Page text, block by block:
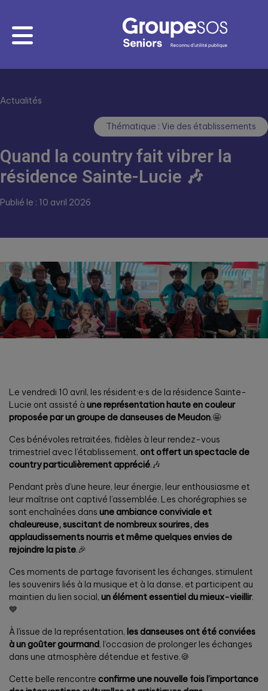
Actualités
Thématique : Vie des établissements
Quand la country fait vibrer la
résidence Sainte-Lucie 🎶
Publié le : 10 avril 2026
Le vendredi 10 avril, les résident·e·s de la résidence Sainte-
Lucie ont assisté à une représentation haute en couleur
proposée par un groupe de danseuses de Meudon.🤩
Ces bénévoles retraitées, fidèles à leur rendez-vous
trimestriel avec l’établissement, ont offert un spectacle de
country particulièrement apprécié.🎶
Pendant près d’une heure, leur énergie, leur enthousiasme et
leur maîtrise ont captivé l’assemblée. Les chorégraphies se
sont enchaînées dans une ambiance conviviale et
chaleureuse, suscitant de nombreux sourires, des
applaudissements nourris et même quelques envies de
rejoindre la piste.🎉
Ces moments de partage favorisent les échanges, stimulent
les souvenirs liés à la musique et à la danse, et participent au
maintien du lien social, un élément essentiel du mieux-vieillir.
💙
À l’issue de la représentation, les danseuses ont été conviées
à un goûter gourmand, l’occasion de prolonger les échanges
dans une atmosphère détendue et festive.🍪
Cette belle rencontre confirme une nouvelle fois l’importance